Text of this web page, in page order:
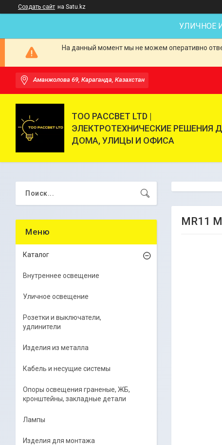
Создать сайт на Satu.kz
УЛИЧНОЕ
На данный момент мы не можем оперативно
Аманжолова 69, Караганда, Казахстан
ТОО РАССВЕТ LTD |
ЭЛЕКТРОТЕХНИЧЕСКИЕ РЕШЕНИЯ
ДОМА, УЛИЦЫ И ОФИСА
MR11
Каталог
Внутреннее освещение
Уличное освещение
Розетки и выключатели,
удлинители
Изделия из металла
Кабель и несущие системы
Опоры освещения граненые, ЖБ,
кронштейны, закладные детали
Лампы
Изделия для монтажа